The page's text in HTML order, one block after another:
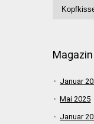
Januar
Mai 2025
Januar